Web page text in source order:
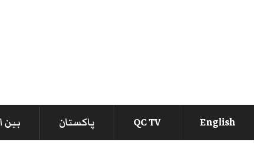
English
QC TV پاکستان بین